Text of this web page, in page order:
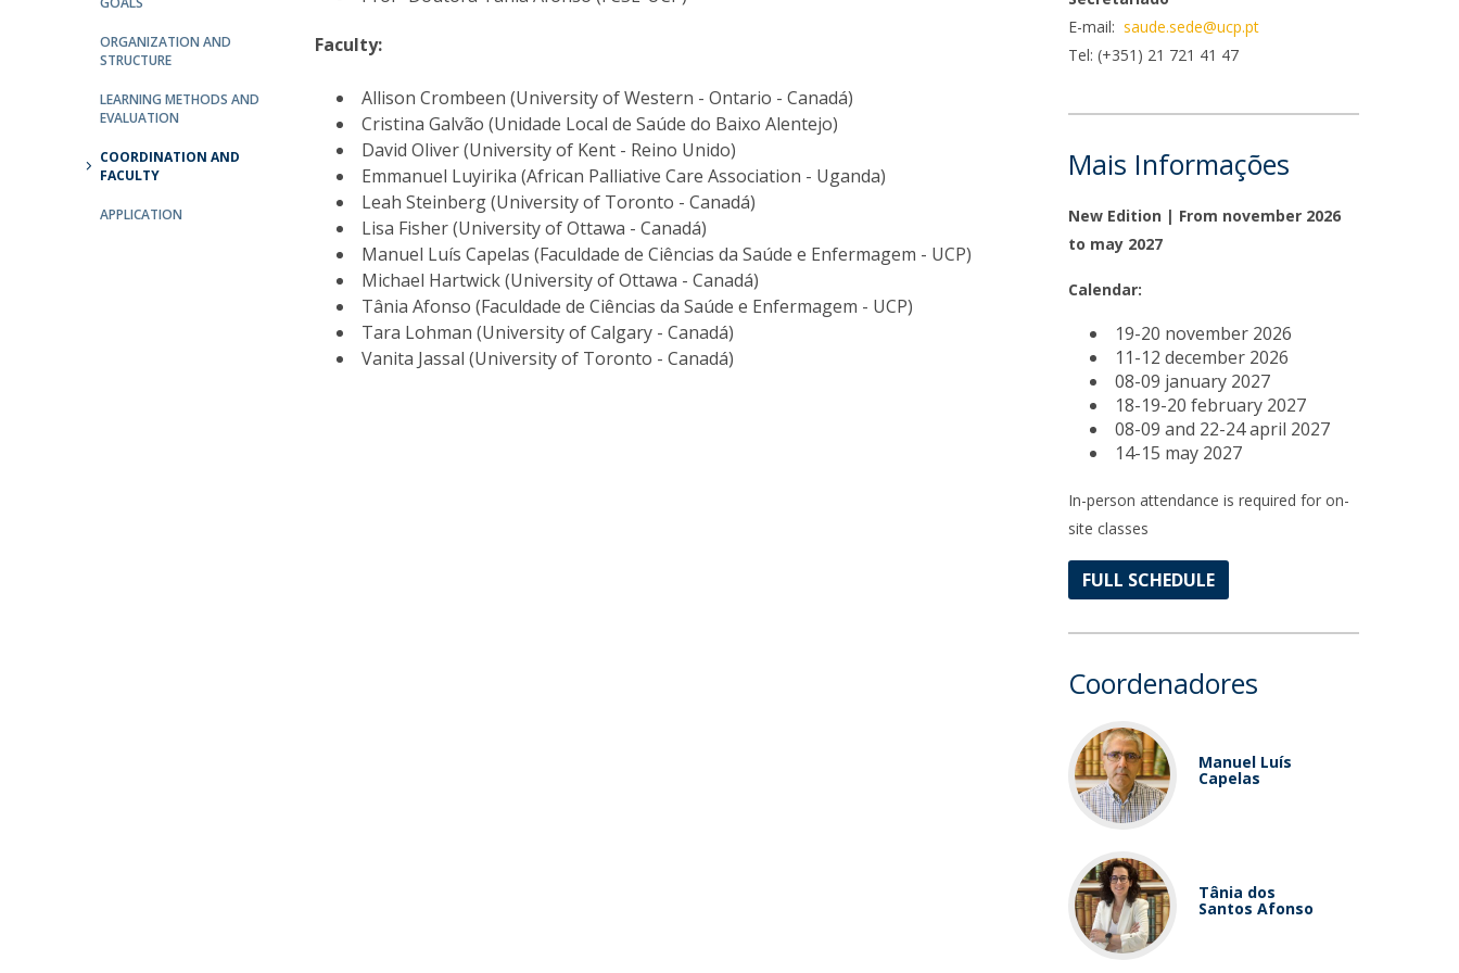
Microcredenciais
UCP2 Mental Health
ORGANIZATION AND
STRUCTURE
LEARNING METHODS AND
EVALUATION
COORDINATION AND
FACULTY
APPLICATION
Faculty:
Allison Crombeen (University of Western - Ontario - Canadá)
Cristina Galvão (Unidade Local de Saúde do Baixo Alentejo)
David Oliver (University of Kent - Reino Unido)
Emmanuel Luyirika (African Palliative Care Association - Uganda)
Leah Steinberg (University of Toronto - Canadá)
Lisa Fisher (University of Ottawa - Canadá)
Manuel Luís Capelas (Faculdade de Ciências da Saúde e Enfermagem - UCP)
Michael Hartwick (University of Ottawa - Canadá)
Tânia Afonso (Faculdade de Ciências da Saúde e Enfermagem - UCP)
Tara Lohman (University of Calgary - Canadá)
Vanita Jassal (University of Toronto - Canadá)
E-mail: saude.sede@ucp.pt
Tel: (+351) 21 721 41 47
Mais Informações
New Edition | From november 2026
to may 2027
Calendar:
19-20 november 2026
11-12 december 2026
08-09 january 2027
18-19-20 february 2027
08-09 and 22-24 april 2027
14-15 may 2027
In-person attendance is required for on-
site classes
FULL SCHEDULE
Coordenadores
Manuel Luís
Capelas
Tânia dos
Santos Afonso